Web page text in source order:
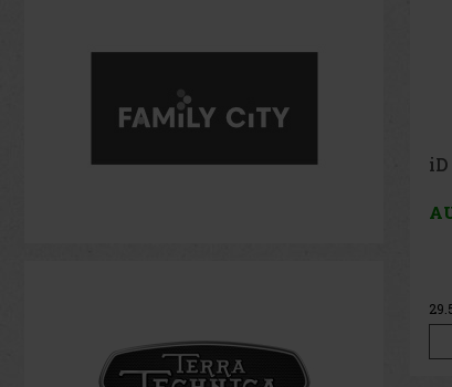
iD Silver Tobacco